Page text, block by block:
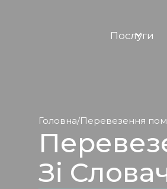
Послуги
Головна/Перевезення
Зі